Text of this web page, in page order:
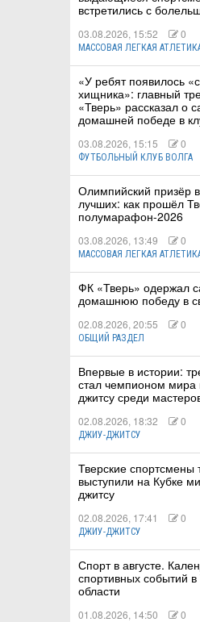
встретились с
03.08.2026, 15:52 0
МАССОВАЯ ЛЕГКАЯ
«У ребят появилось
хищника»: главный
«Тверь» рассказал о
домашней победе в
03.08.2026, 15:15 0
ФУТБОЛЬНЫЙ КЛУБ ВОЛГА
Олимпийский призёр
лучших: как прошёл
полумарафон-2026
03.08.2026, 13:49 0
МАССОВАЯ ЛЕГКАЯ
ФК «Тверь» одержал
домашнюю победу в
02.08.2026, 20:55 0
ОБЩИЙ РАЗДЕЛ
Впервые в истории:
стал чемпионом мира
джитсу среди
02.08.2026, 18:32 0
ДЖИУ-ДЖИТСУ
Тверские
выступили на Кубке
джитсу
02.08.2026, 17:41 0
ДЖИУ-ДЖИТСУ
Спорт в августе.
спортивных событий в
области
01.08.2026, 14:50 0